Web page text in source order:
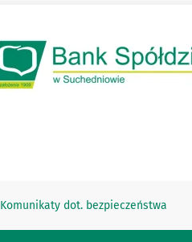
Komunikaty dot. bezpieczeństwa